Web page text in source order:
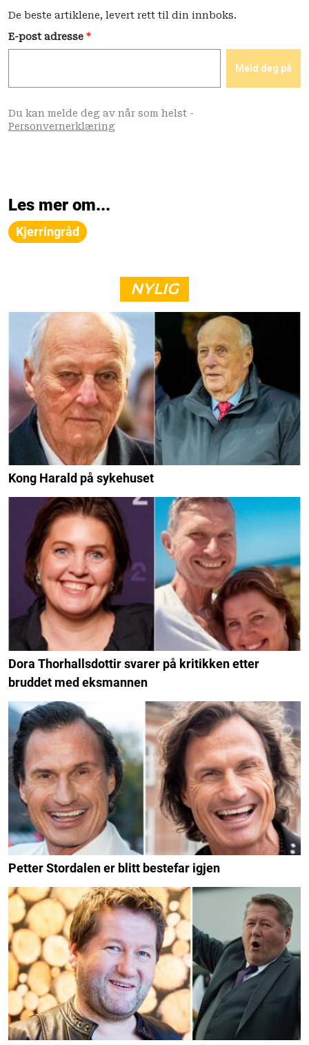
Les mer om...
Kjerringråd
NYLIG
Kong Harald på sykehuset
Dora Thorhallsdottir svarer på kritikken etter
bruddet med eksmannen
Petter Stordalen er blitt bestefar igjen